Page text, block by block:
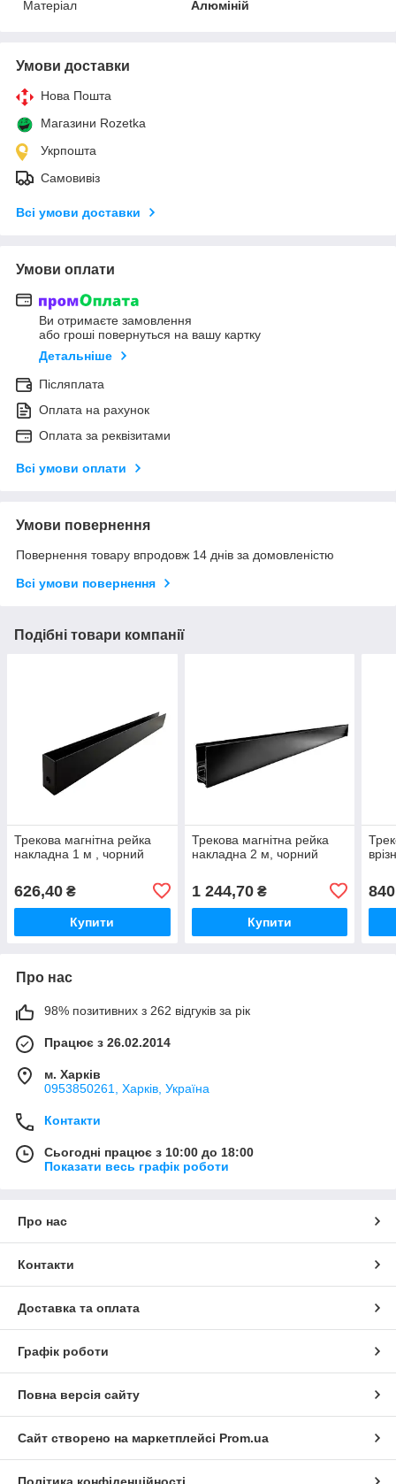
Матеріал
Алюміній
Умови доставки
Нова Пошта
Магазини Rozetka
Укрпошта
Самовивіз
Всі умови доставки
Умови оплати
Ви отримаєте замовлення
або гроші повернуться на вашу картку
Детальніше
Післяплата
Оплата на рахунок
Оплата за реквізитами
Всі умови оплати
Умови повернення
Повернення товару впродовж 14 днів за домовленістю
Всі умови повернення
Подібні товари компанії
Трекова магнітна рейка
накладна 1 м , чорний
626,40 ₴
Купити
Трекова магнітна рейка
накладна 2 м, чорний
1 244,70₴
Купити
Про нас
98% позитивних з 262 відгуків за рік
Працює з 26.02.2014
м. Харків
0953850261, Харків, Україна
Контакти
Сьогодні працює з 10:00 до 18:00
Показати весь графік роботи
Про нас
Контакти
Доставка та оплата
Графік роботи
Повна версія сайту
Сайт створено на маркетплейсі Prom.ua